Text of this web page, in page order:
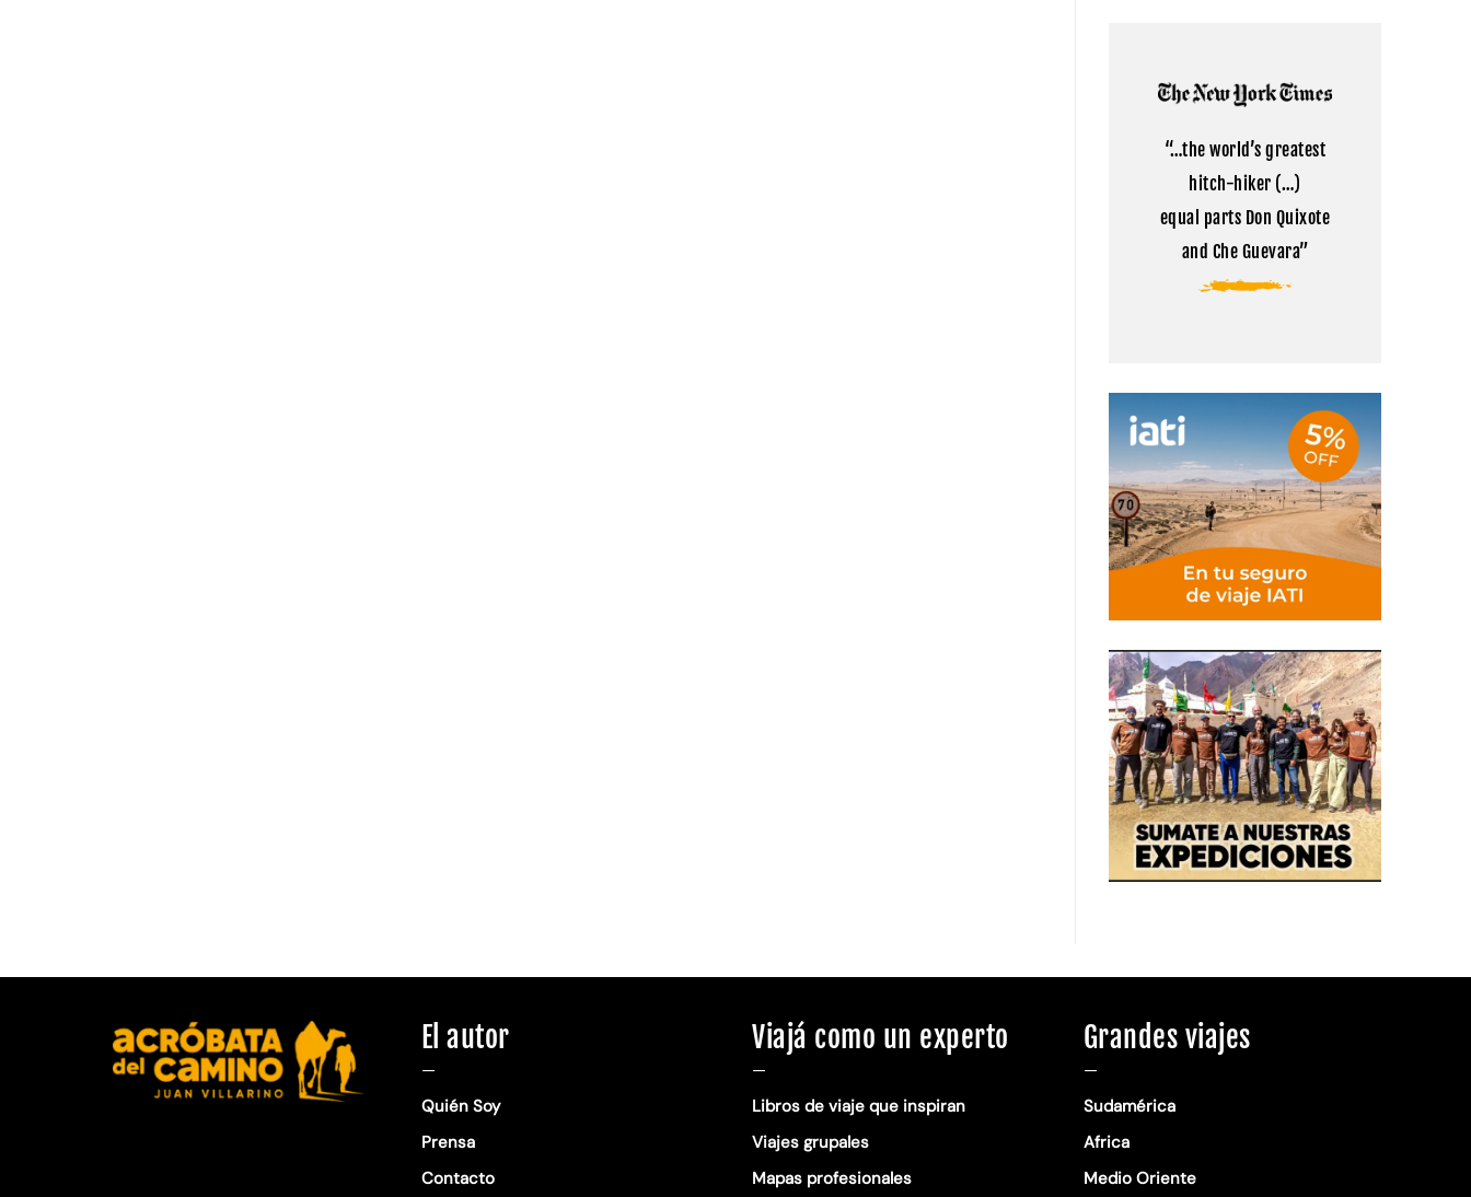
del
Tibet
el
campamento
Everest
Tíbet
“…the world’s greatest
hitch-hiker (…)
equal parts Don Quixote
and Che Guevara”
El autor
—
Quién Soy
Prensa
Contacto
Viajá como un experto
—
Libros de viaje que inspiran
Viajes grupales
Mapas profesionales
Grandes viajes
—
Sudamérica
Africa
Medio Oriente